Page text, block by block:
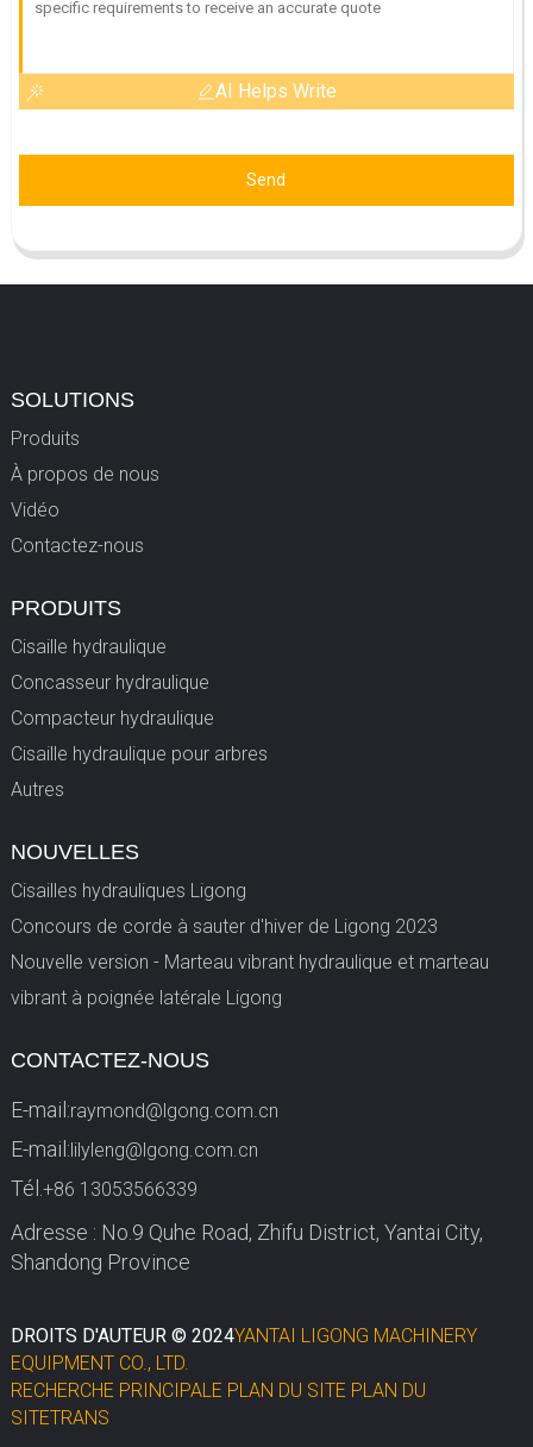
AI Helps Write
Send
SOLUTIONS
Produits
À propos de nous
Vidéo
Contactez-nous
PRODUITS
Cisaille hydraulique
Concasseur hydraulique
Compacteur hydraulique
Cisaille hydraulique pour arbres
Autres
NOUVELLES
Cisailles hydrauliques Ligong
Concours de corde à sauter d'hiver de Ligong 2023
Nouvelle version - Marteau vibrant hydraulique et marteau
vibrant à poignée latérale Ligong
CONTACTEZ-NOUS
E-mail:raymond@lgong.com.cn
E-mail:lilyleng@lgong.com.cn
Tél. +86 13053566339
Adresse : No.9 Quhe Road, Zhifu District, Yantai City,
Shandong Province
DROITS D'AUTEUR © 2024YANTAI LIGONG MACHINERY
EQUIPMENT CO., LTD.
RECHERCHE PRINCIPALE PLAN DU SITE PLAN DU
SITETRANS